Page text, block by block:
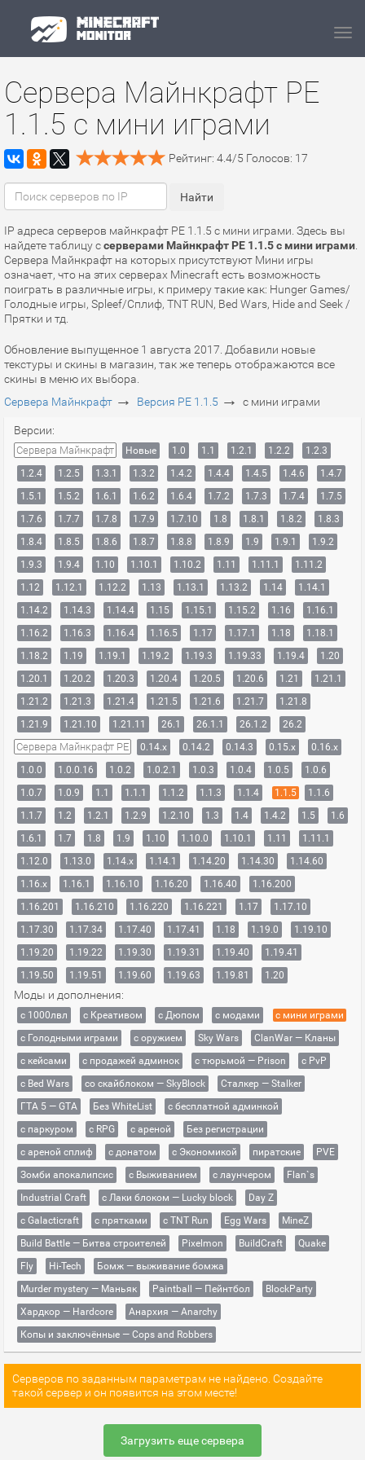
Сервера Майнкрафт PE
1.1.5 с мини играми
Рейтинг: 4.4/5 Голосов: 17
IP адреса серверов майнкрафт PE 1.1.5 с мини играми. Здесь вы
найдете таблицу ссерверами Майнкрафт PE 1.1.5 с мини играми
Сервера Майнкрафт на которых присутствуют Мини игры
означает, что на этих серверах Minecraft есть возможность
поиграть в различные игры, к примеру такие как: Hunger Games/
Голодные игры, Spleef/Сплиф, TNT RUN, Bed Wars, Hide and Seek /
Прятки и тд.
Обновление выпущенное 1 августа 2017. Добавили новые
текстуры и скины в магазин, так же теперь отображаются все
скины в меню их выбора.
Сервера Майнкрафт → Версия PE 1.1.5 → с мини играми
Версии:
Сервера Майнкрафт Новые 1.0 1.1 1.2.1 1.2.2
1.2.3
1.2.4
1.2.5 1.3.1 1.3.2 1.4.2 1.4.4 1.4.5 1.4.6
1.4.7
1.5.1
1.5.2 1.6.1 1.6.2 1.6.4 1.7.2 1.7.3 1.7.4
1.7.5
1.7.6
1.7.7 1.7.8 1.7.9 1.7.10 1.8 1.8.1 1.8.2
1.8.3
1.8.4
1.8.5 1.8.6 1.8.7 1.8.8 1.8.9 1.9 1.9.1
1.9.2
1.9.3
1.9.4 1.10 1.10.1 1.10.2 1.11 1.11.1
1.11.2
1.12
1.12.1 1.12.2 1.13 1.13.1 1.13.2 1.14
1.14.1
1.14.2
1.14.3 1.14.4 1.15 1.15.1 1.15.2 1.16
1.16.1
1.16.2
1.16.3 1.16.4 1.16.5 1.17 1.17.1 1.18
1.18.1
1.18.2
1.19 1.19.1 1.19.2 1.19.3 1.19.33 1.19.4
1.20
1.20.1
1.20.2 1.20.3 1.20.4 1.20.5 1.20.6 1.21
1.21.1
1.21.2
1.21.3 1.21.4 1.21.5 1.21.6 1.21.7
1.21.8
1.21.9
1.21.10 1.21.11 26.1 26.1.1 26.1.2 26.2
Сервера Майнкрафт PE 0.14.x 0.14.2 0.14.3 0.15.x
0.16.x
1.0.0
1.0.0.16 1.0.2 1.0.2.1 1.0.3 1.0.4 1.0.5
1.0.6
1.0.7
1.0.9 1.1 1.1.1 1.1.2 1.1.3 1.1.4 1.1.5
1.1.6
1.1.7
1.2 1.2.1 1.2.9 1.2.10 1.3 1.4 1.4.2 1.5
1.6
1.6.1
1.7 1.8 1.9 1.10 1.10.0 1.10.1 1.11
1.11.1
1.12.0
1.13.0 1.14.x 1.14.1 1.14.20 1.14.30
1.14.60
1.16.x
1.16.1 1.16.10 1.16.20 1.16.40
1.16.200
1.16.201
1.16.210 1.16.220 1.16.221 1.17
1.17.10
1.17.30
1.17.34 1.17.40 1.17.41 1.18 1.19.0
1.19.10
1.19.20
1.19.22 1.19.30 1.19.31 1.19.40
1.19.41
1.19.50
1.19.51 1.19.60 1.19.63 1.19.81 1.20
Моды и дополнения:
с 1000лвл c Креативом с Дюпом с модами
с мини играми
с Голодными играми
с оружием Sky Wars
ClanWar — Кланы
с кейсами
с продажей админок с тюрьмой — Prison
с PvP
с Bed Wars
со скайблоком — SkyBlock
Сталкер — Stalker
ГТА 5 — GTA
Без WhiteList
с бесплатной админкой
с паркуром
с RPG с ареной
Без регистрации
с ареной сплиф
с донатом с Экономикой пиратские
PVE
Зомби апокалипсис
с Выживанием с лаунчером
Flan`s
Industrial Craft
с Лаки блоком — Lucky block
Day Z
с Galacticraft
с прятками с TNT Run Egg Wars
MineZ
Build Battle — Битва строителей
Pixelmon BuildCraft
Quake
Fly
Hi-Tech
Бомж — выживание бомжа
Murder mystery — Маньяк
Paintball — Пейнтбол
BlockParty
Хардкор — Hardcore
Анархия — Anarchy
Копы и заключённые — Cops and Robbers
Серверов по заданным параметрам не найдено. Создайте
такой сервер и он появится на этом месте!
Загрузить еще сервера